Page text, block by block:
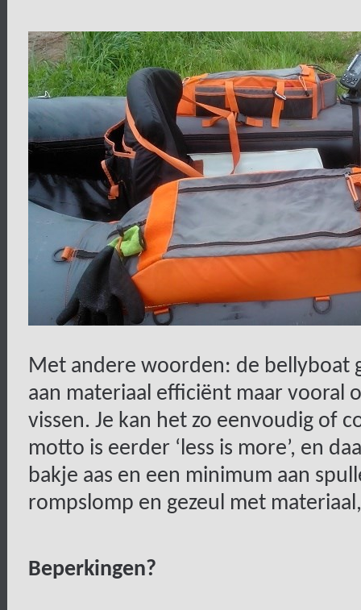
Met andere woorden: de bellyboat
aan materiaal efficiënt maar vooral
vissen. Je kan het zo eenvoudig of
motto is eerder ‘less is more’, en
bakje aas en een minimum aan
rompslomp en gezeul met
Beperkingen?